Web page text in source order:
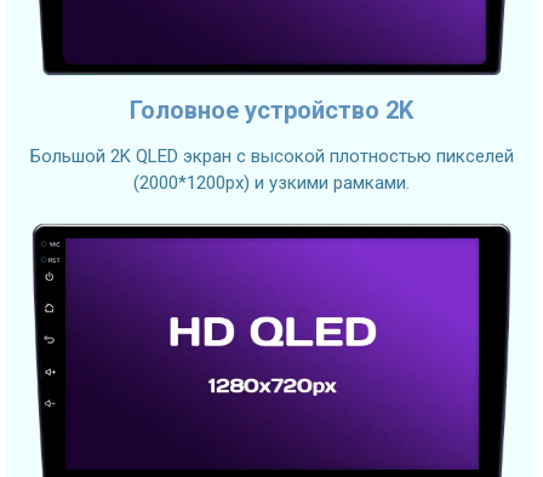
Головное устройство 2K
Большой 2K QLED экран с высокой плотностью пикселей
(2000*1200px) и узкими рамками.